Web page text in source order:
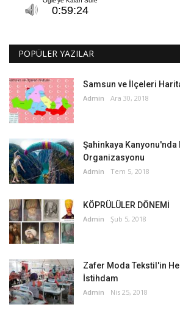
POPÜLER YAZILAR
Samsun ve İlçeleri
Admin Ara 30, 2018
Şahinkaya Kanyonu'nda
Organizasyonu
Admin Tem 5, 2018
KÖPRÜLÜLER DÖNEMİ
Admin Şub 5, 2018
Zafer Moda Tekstil'in
İstihdam
Admin Nis 25, 2018